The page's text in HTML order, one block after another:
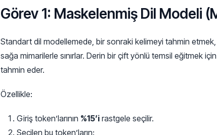
Görev 1: Maskelenmiş Dil Modeli
Standart dil modellemede, bir sonraki kelimeyi tahmin
sağa mimarilerle sınırlar. Derin bir çift yönlü temsil eğitmek
tahmin eder.
Özellikle:
Giriş token’larının %15’i rastgele seçilir.
Seçilen bu token’ların: